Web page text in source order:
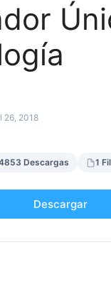
26, 2018
Descargas 1
Descargar